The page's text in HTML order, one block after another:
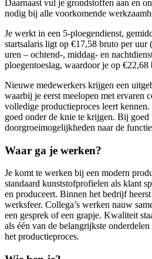
Daarnaast vul je grondstoffen aan en
nodig bij alle voorkomende
Je werkt in een 5-ploegendienst,
startsalaris ligt op €17,58 bruto per uur
uren – ochtend-, middag- en
ploegentoeslag, waardoor je op
Nieuwe medewerkers krijgen een
waarbij je eerst meelopen met ervaren
volledige productieproces leert
goed onder de knie te krijgen. Bij
doorgroeimogelijkheden naar de
Waar ga je werken?
Je komt te werken bij een modern
standaard kunststofprofielen als klant
en produceert. Binnen het bedrijf
werksfeer. Collega’s werken nauw
een gesprek of een grapje. Kwaliteit
als één van de belangrijkste
het productieproces.